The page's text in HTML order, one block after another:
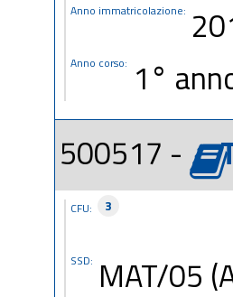
Anno immatricolazione:
Anno corso: 1°
500517 -
CFU: 3
SSD: MAT/05